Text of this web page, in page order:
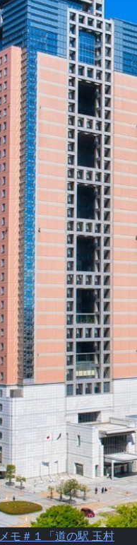
モ＃１「道の駅 玉村